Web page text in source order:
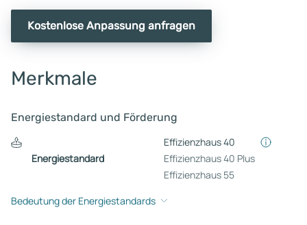
Kostenlose Anpassung anfragen
Merkmale
Energiestandard und Förderung
Energiestandard
Effizienzhaus 40
Effizienzhaus 40 Plus
Effizienzhaus 55
Bedeutung der Energiestandards